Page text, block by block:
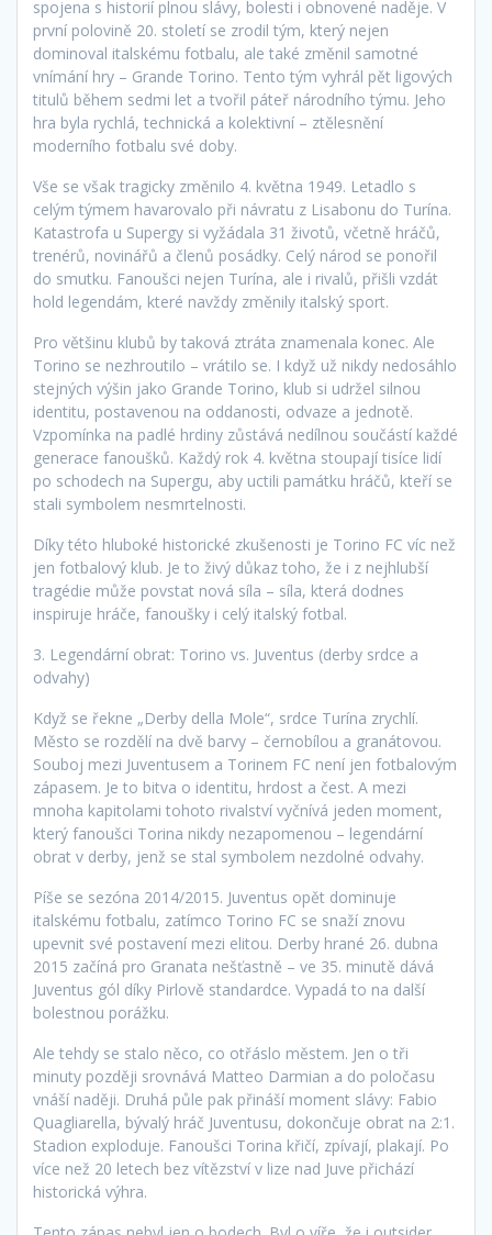
spojena s historií plnou slávy, bolesti i obnovené naděje. V
první polovině 20. století se zrodil tým, který nejen
dominoval italskému fotbalu, ale také změnil samotné
vnímání hry – Grande Torino. Tento tým vyhrál pět ligových
titulů během sedmi let a tvořil páteř národního týmu. Jeho
hra byla rychlá, technická a kolektivní – ztělesnění
moderního fotbalu své doby.
Vše se však tragicky změnilo 4. května 1949. Letadlo s
celým týmem havarovalo při návratu z Lisabonu do Turína.
Katastrofa u Supergy si vyžádala 31 životů, včetně hráčů,
trenérů, novinářů a členů posádky. Celý národ se ponořil
do smutku. Fanoušci nejen Turína, ale i rivalů, přišli vzdát
hold legendám, které navždy změnily italský sport.
Pro většinu klubů by taková ztráta znamenala konec. Ale
Torino se nezhroutilo – vrátilo se. I když už nikdy nedosáhlo
stejných výšin jako Grande Torino, klub si udržel silnou
identitu, postavenou na oddanosti, odvaze a jednotě.
Vzpomínka na padlé hrdiny zůstává nedílnou součástí každé
generace fanoušků. Každý rok 4. května stoupají tisíce lidí
po schodech na Supergu, aby uctili památku hráčů, kteří se
stali symbolem nesmrtelnosti.
Díky této hluboké historické zkušenosti je Torino FC víc než
jen fotbalový klub. Je to živý důkaz toho, že i z nejhlubší
tragédie může povstat nová síla – síla, která dodnes
inspiruje hráče, fanoušky i celý italský fotbal.
3. Legendární obrat: Torino vs. Juventus (derby srdce a
odvahy)
Když se řekne „Derby della Mole“, srdce Turína zrychlí.
Město se rozdělí na dvě barvy – černobílou a granátovou.
Souboj mezi Juventusem a Torinem FC není jen fotbalovým
zápasem. Je to bitva o identitu, hrdost a čest. A mezi
mnoha kapitolami tohoto rivalství vyčnívá jeden moment,
který fanoušci Torina nikdy nezapomenou – legendární
obrat v derby, jenž se stal symbolem nezdolné odvahy.
Píše se sezóna 2014/2015. Juventus opět dominuje
italskému fotbalu, zatímco Torino FC se snaží znovu
upevnit své postavení mezi elitou. Derby hrané 26. dubna
2015 začíná pro Granata nešťastně – ve 35. minutě dává
Juventus gól díky Pirlově standardce. Vypadá to na další
bolestnou porážku.
Ale tehdy se stalo něco, co otřáslo městem. Jen o tři
minuty později srovnává Matteo Darmian a do poločasu
vnáší naději. Druhá půle pak přináší moment slávy: Fabio
Quagliarella, bývalý hráč Juventusu, dokončuje obrat na 2:1.
Stadion exploduje. Fanoušci Torina křičí, zpívají, plakají. Po
více než 20 letech bez vítězství v lize nad Juve přichází
historická výhra.